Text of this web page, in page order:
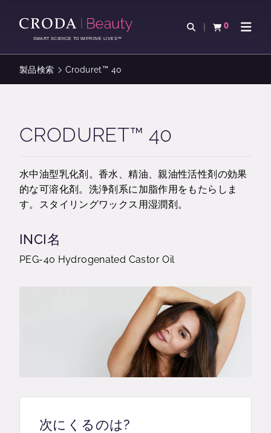
ン
を
ー
ス
SMART SCIENCE TO IMPROVE LIVES™
検索を開く
0
カートを確認す
ナビ
製品検索 Croduret™ 40
CRODURET™ 40
水中油型乳化剤。香水、精油、親油性活性剤の効果
的な可溶化剤。洗浄剤系に加脂作用をもたらしま
す。スタイリングワックス用湿潤剤。
INCI名
PEG-40 Hydrogenated Castor Oil
次にくるのは?